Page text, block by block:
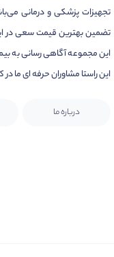
تجهیزات پزشکی و درمانی
تضمین بهترین قیمت سعی در
این مجموعه آگاهی رسانی به
این راستا مشاوران حرفه ای ما
درباره ما